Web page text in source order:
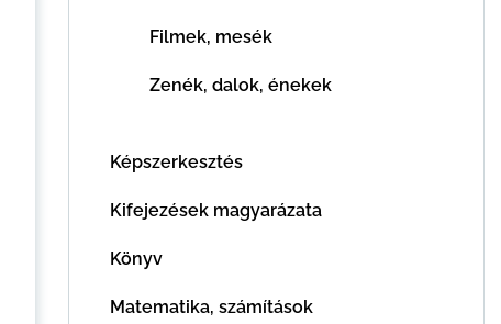
Filmek, mesék
Zenék, dalok, énekek
Képszerkesztés
Kifejezések magyarázata
Könyv
Matematika, számítások